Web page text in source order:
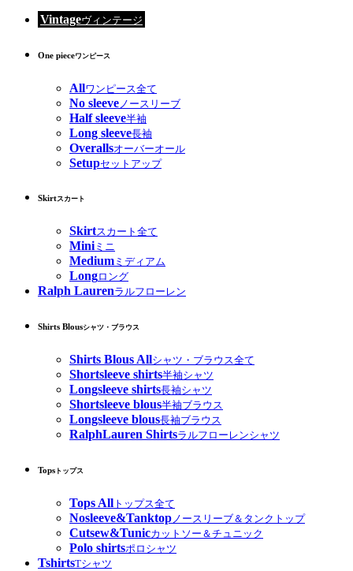
Vintageヴィンテージ
One pieceワンピース
Allワンピース全て
No sleeve ノースリーブ
Half sleeve半袖
Long sleeve長袖
Overallsオーバーオール
Setupセットアップ
Skirtスカート
Skirtスカート全て
Miniミニ
Medium ミディアム
Longロング
Ralph Laurenラルフローレン
Shirts Blousシャツ・ブラウス
Shirts Blous Allシャツ・ブラウス全て
Shortsleeve shirts半袖シャツ
Longsleeve shirts長袖シャツ
Shortsleeve blous半袖ブラウス
Longsleeve blous長袖ブラウス
RalphLauren Shirtsラルフローレンシャツ
Tops トップス
Tops All トップス全て
Nosleeve&Tanktopノースリーブ＆タンクトップ
Cutsew&Tunicカットソー＆チュニック
Polo shirtsポロシャツ
TshirtsTシャツ